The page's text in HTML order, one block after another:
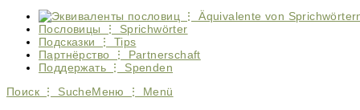
Пословицы ⋮ Sprichwörter
Подсказки ⋮ Tips
Партнёрство ⋮ Partnerschaft
Поддержать ⋮ Spenden
Поиск ⋮ SucheМеню ⋮ Menü